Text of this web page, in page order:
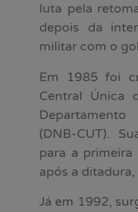
luta pela
depois da
militar com o
Em 1985 foi
Central Única
(DNB-CUT).
para a primeira
após a
Já em 1992,